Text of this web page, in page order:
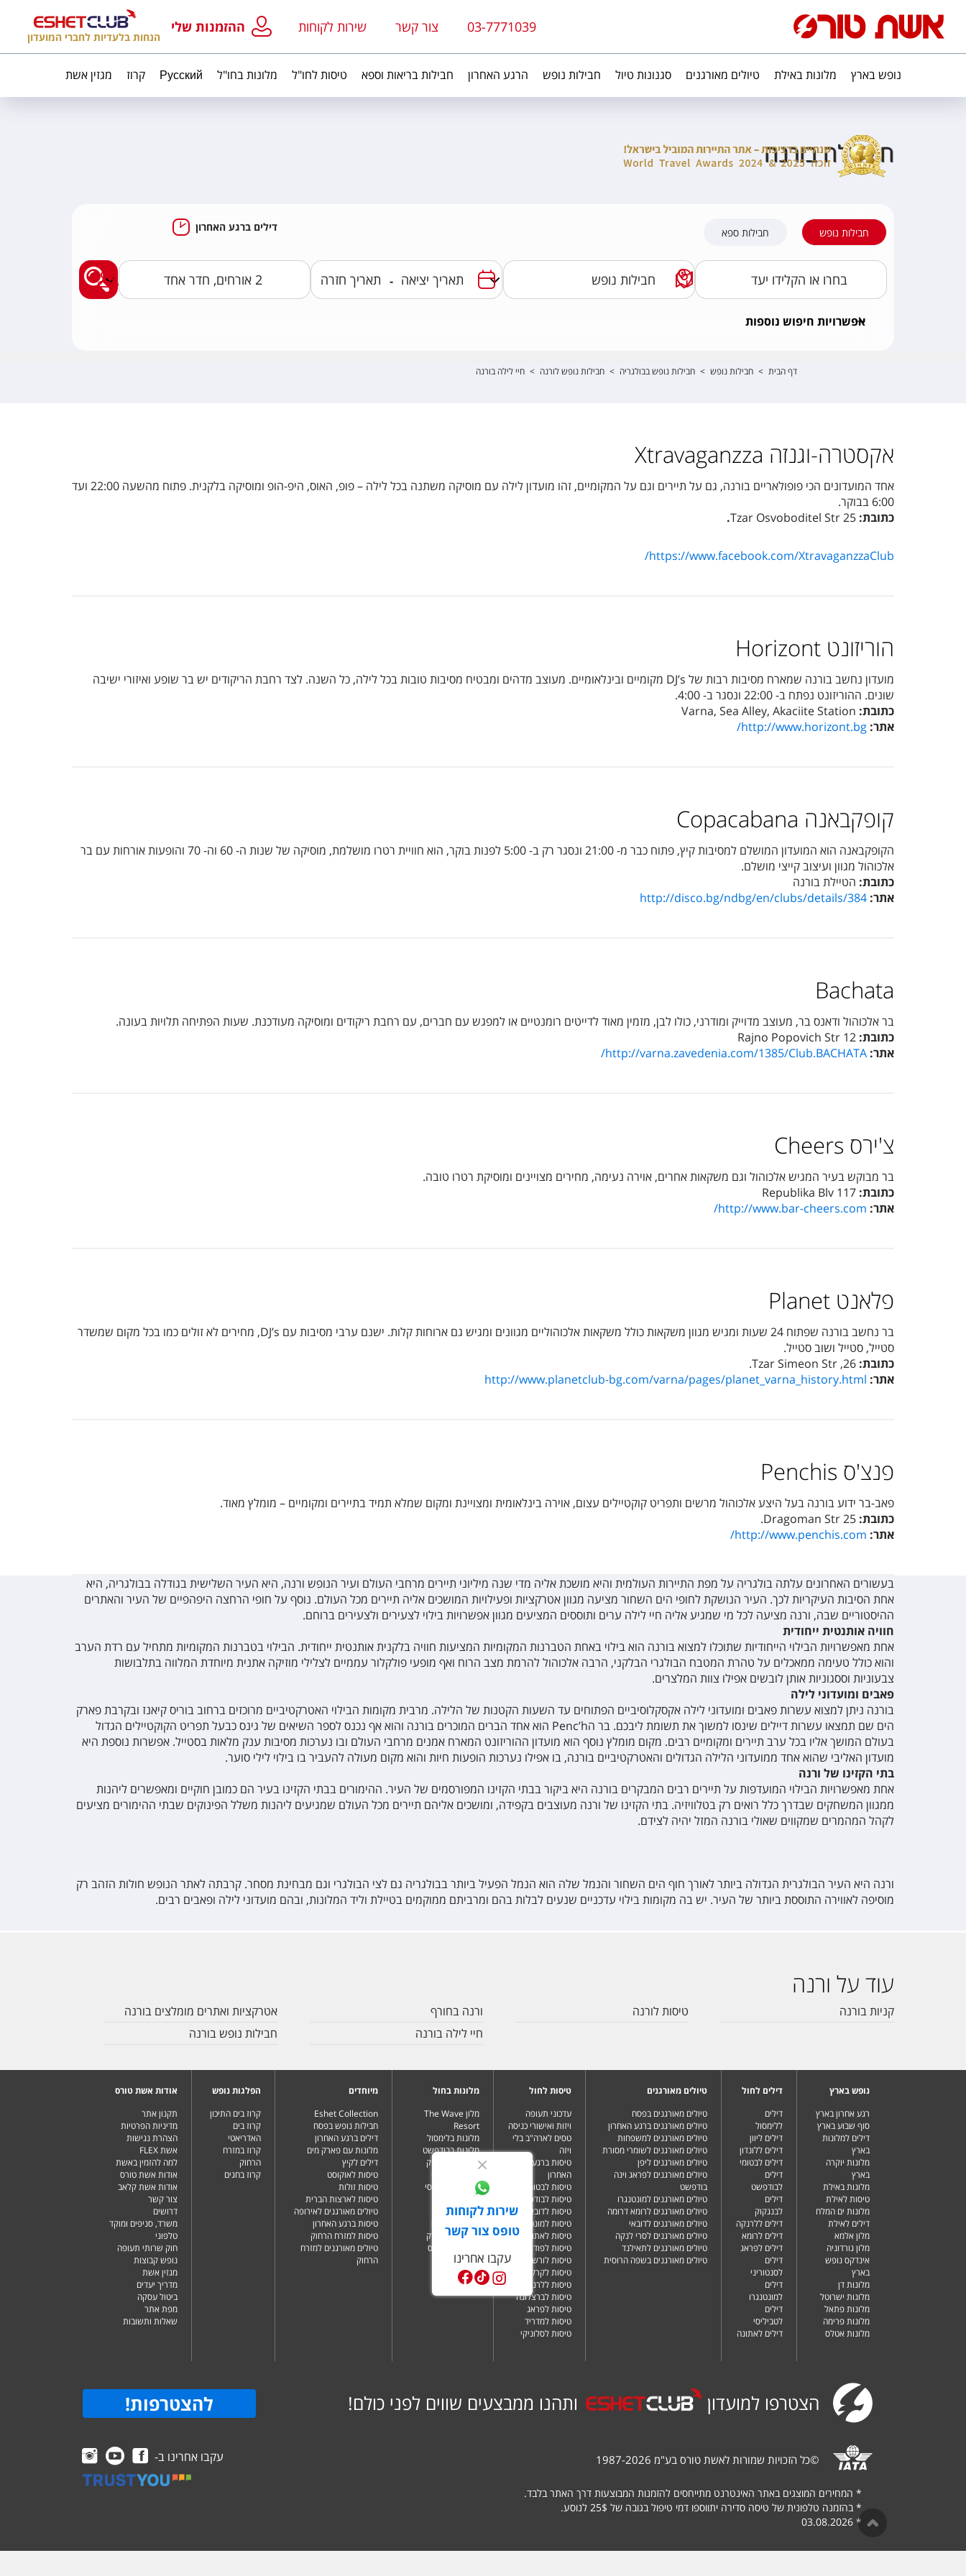
03-7771039 צור קשר שירות לקוחות ההזמנות שלי
הנחות בלעדיות לחברי המועדון
נופש בארץ מלונות באילת טיולים מאורגנים סגנונות טיול חבילות נופש הרגע האחרון חבילות בריאות וספא טיסות לחו"ל מלונות בחו"ל Русский קרוז מגזין אשת
שירות לקוחות
טופס צור קשר
עקבו אחרינו
חיי לילה בורנה
חבילות נופש חבילות ספא דילים ברגע האחרון
-
מצאו לי חבילות
אפשרויות חיפוש נוספות
דף הבית > חבילות נופש > חבילות נופש בבולגריה > חבילות נופש לורנה > חיי לילה בורנה
אקסטרה-וגנזה Xtravaganzza
אחד המועדונים הכי פופולאריים בורנה, גם על תיירים וגם על המקומיים, זהו מועדון לילה עם מוסיקה משתנה בכל לילה – פופ, האוס, היפ-הופ ומוסיקה בלקנית. פתוח מהשעה 22:00 ועד
6:00 בבוקר.
כתובת: 25 Tzar Osvoboditel Str
.
https://www.facebook.com/XtravaganzzaClub/
הוריזונט Horizont
מועדון נחשב בורנה שמארח מסיבות רבות של DJ’s מקומיים ובינלאומיים. מעוצב מדהים ומבטיח מסיבות טובות בכל לילה, כל השנה. לצד רחבת הריקודים יש בר שופע ואיזורי ישיבה
שונים. ההוריזונט נפתח ב- 22:00 ונסגר ב- 4:00.
כתובת: Varna, Sea Alley, Akaciite Station
אתר: http://www.horizont.bg
/
קופקבאנה Copacabana
הקופקבאנה הוא המועדון המושלם למסיבות קיץ, פתוח כבר מ- 21:00 ונסגר רק ב- 5:00 לפנות בוקר, הוא חוויית רטרו מושלמת, מוסיקה של שנות ה- 60 וה- 70 והופעות אורחות עם בר
אלכוהול מגוון ועיצוב קייצי מושלם.
כתובת: הטיילת בורנה
אתר: http://disco.bg/ndbg/en/clubs/details/384
Bachata
בר אלכוהול ודאנס בר, מעוצב מדוייק ומודרני, כולו לבן, מזמין מאוד לדייטים רומנטיים או למפגש עם חברים, עם רחבת ריקודים ומוסיקה מעודכנת. שעות הפתיחה תלויות בעונה.
כתובת: 12 Rajno Popovich Str
אתר: http://varna.zavedenia.com/1385/Club.BACHATA
/
צ'ירס Cheers
בר מבוקש בעיר המגיש אלכוהול וגם משקאות אחרים, אוירה נעימה, מחירים מצויינים ומוסיקת רטרו טובה.
כתובת: 117 Republika Blv
אתר: http://www.bar-cheers.com
/
פלאנט Planet
בר נחשב בורנה שפתוח 24 שעות ומגיש מגוון משקאות כולל משקאות אלכוהוליים מגוונים ומגיש גם ארוחות קלות. ישנם ערבי מסיבות עם DJ’s, מחירים לא זולים כמו בכל מקום שמשדר
סטייל, סטייל ושוב סטייל.
כתובת:
אתר: http://www.planetclub-bg.com/varna/pages/planet_varna_history.html
פנצ'ס Penchis
פאב-בר ידוע בורנה בעל היצע אלכוהול מרשים ותפריט קוקטיילים עצום, אוירה בינלאומית ומצויינת ומקום שמלא תמיד בתיירים ומקומיים – מומלץ מאוד.
כתובת: 25 Dragoman Str.
אתר: http://www.penchis.com
/
בעשורים האחרונים עלתה בולגריה על מפת התיירות העולמית והיא מושכת אליה מדי שנה מיליוני תיירים מרחבי העולם ועיר הנופש ורנה, היא העיר השלישית בגודלה בבולגריה, היא
אחת הסיבות העיקריות לכך. העיר הנושקת לחופי הים השחור מציעה מגוון אטרקציות ופעילויות המושכים אליה תיירים מכל העולם. נוסף על חופי הרחצה היפהפיים של העיר והאתרים
ההיסטוריים שבה, ורנה מציעה לכל מי שמגיע אליה חיי לילה ערים ותוססים המציעים מגוון אפשרויות בילוי לצעירים ולצעירים ברוחם.
חוויה אותנטית ייחודית
אחת מאפשרויות הבילוי הייחודיות שתוכלו למצוא בורנה הוא בילוי באחת הטברנות המקומיות המציעות חוויה בלקנית אותנטית ייחודית. הבילוי בטברנות המקומיות מתחיל עם רדת הערב
והוא כולל טעימה ממאכלים על טהרת המטבח הבולגרי הבלקני, הרבה אלכוהול להרמת מצב הרוח ואף מופעי פולקלור עממיים לצלילי מוזיקה אתנית מיוחדת המלווה בתלבושות
צבעוניות וססגוניות אותן לובשים אפילו צוות המלצרים.
פאבים ומועדוני לילה
בורנה ניתן למצוא עשרות פאבים ומועדוני לילה אקסקלוסיביים הפתוחים עד השעות הקטנות של הלילה. מרבית מקומות הבילוי האטרקטיביים מרוכזים ברחוב בוריס קיאנז ובקרבת פארק
הים שם תמצאו עשרות דיילים שינסו למשוך את תשומת ליבכם. בר הPenc’h הוא אחד הברים המוכרים בורנה והוא אף נכנס לספר השיאים של גינס כבעל תפריט הקוקטיילים הגדול
בעולם המושך אליו בכל ערב תיירים ומקומיים רבים. מקום מומלץ נוסף הוא מועדון ההוריזונט המארח אמנים מרחבי העולם ובו נערכות מסיבות ענק מלאות בסטייל. אפשרות נוספת היא
מועדון האליבי שהוא אחד ממועדוני הלילה הגדולים והאטרקטיביים בורנה, בו אפילו נערכות הופעות חיות והוא מקום מעולה להעביר בו בילוי לילי סוער.
בתי הקזינו של ורנה
אחת מאפשרויות הבילוי המועדפות על תיירים רבים המבקרים בורנה היא ביקור בבתי הקזינו המפורסמים של העיר. ההימורים בבתי הקזינו בעיר הם כמובן חוקיים ומאפשרים ליהנות
ממגוון המשחקים שבדרך כלל רואים רק בטלוויזיה. בתי הקזינו של ורנה מעוצבים בקפידה, ומושכים אליהם תיירים מכל העולם שמגיעים ליהנות משלל הפינוקים שבתי ההימורים מציעים
לקהל המהמרים שמקווים שאולי בורנה המזל יהיה לצידם.
ורנה היא העיר הבולגרית הגדולה ביותר לאורך חוף הים השחור והנמל שלה הוא הנמל הפעיל ביותר בבולגריה גם לצי הבולגרי וגם מבחינת מסחר. קרבתה לאתר הנופש חולות הזהב רק
מוסיפה לאווירה התוססת ביותר של העיר. יש בה מקומות בילוי עדכניים שנעים לבלות בהם ומרביתם ממוקמים בטיילת וליד המלונות, ובהם מועדוני לילה ופאבים רבים.
עוד על ורנה
קניות בורנה טיסות לורנה
ורנה בחורף
חיי לילה בורנה
אטרקציות ואתרים מומלצים בורנה
חבילות נופש בורנה
נופש בארץ
רגע אחרון בארץ
סוף שבוע בארץ
דילים למלונות
בארץ
מלונות יוקרה
בארץ
מלונות באילת
טיסות לאילת
מלונות ים המלח
דילים לאילת
מלון אלמא
מלון גורדוניה
אינדקס נופש
בארץ
מלונות דן
מלונות ישרוטל
מלונות פתאל
מלונות פרימה
מלונות אטלס
דילים לחול
דילים
ללימסול
דילים ליוון
דילים ללונדון
דילים לבטומי
דילים
לבודפשט
דילים
לבנגקוק
דילים ללרנקה
דילים לרומא
דילים לפראג
דילים
לסנטוריני
דילים
למונטנגרו
דילים
לטביליסי
דילים לאתונה
טיולים מאורגנים
טיולים מאורגנים בפסח
טיולים מאורגנים ברגע האחרון
טיולים מאורגנים למשפחות
טיולים מאורגנים לשומרי מסורת
טיולים מאורגנים ליפן
טיולים מאורגנים לפראג וינה
בודפשט
טיולים מאורגנים למונטנגרו
טיולים מאורגנים לרומא דרומה
טיולים מאורגנים לדובאי
טיולים מאורגנים לסרי לנקה
טיולים מאורגנים לתאילנד
טיולים מאורגנים בשפה הרוסית
טיסות לחול
עדכוני תעופה
ויזות ואישורי כניסה
טסים לארה"ב בלי
ויזה
טיסות ברגע
האחרון
טיסות לבטומי
טיסות לבודפשט
טיסות לדובאי
טיסות למונטנגרו
טיסות לאתונה
טיסות לפודגוריצה
טיסות לורשה
טיסות לקרקוב
טיסות ללרנקה
טיסות לברצלונה
טיסות לפראג
טיסות למדריד
טיסות לסלוניקי
מלונות בחול
מלון The Wave
Resort
מלונות בלימסול
מלונות בבודפשט
מלונות בבנגקוק
מלונות בטביליסי
מלונות בברלין
מלונות בדובאי
מלונות בלונדון
מלונות בניו יורק
מלונות בפאפוס
מיוחדים
Eshet Collection
חבילות נופש בפסח
דילים ברגע האחרון
מלונות עם פארק מים
דילים לקיץ
טיסות לאוקוסט
טיסות זולות
טיסות לארצות הברית
טיולים מאורגנים לאירופה
טיסות ברגע האחרון
טיסות למזרח הרחוק
טיולים מאורגנים למזרח
הרחוק
הפלגות נופש
קרוז בים התיכון
קרוז בים
האדריאטי
קרוז במזרח
הרחוק
קרוז בחגים
אודות אשת טורס
תקנון אתר
מדיניות הפרטיות
הצהרת נגישות
אשת FLEX
למה להזמין באשת
אודות אשת טורס
אודות אשת קלאב
צור קשר
דרושים
משרד, סניפים ומוקד
טלפוני
חוק שרותי תעופה
נופש קבוצות
מגזין אשת
מדריך יעדים
ביטול עסקה
מפת אתר
שאלות ותשובות
הצטרפו למועדון ותהנו ממבצעים שווים לפני כולם! להצטרפות!
©כל הזכויות שמורות לאשת טורס בע"מ 1987-2026 עקבו אחרינו ב-
* המחירים המוצגים באתר האינטרנט מתייחסים להזמנות המבוצעות דרך האתר בלבד.
* בהזמנה טלפונית של טיסה סדירה יתווספו דמי טיפול בגובה של 25$ לנוסע.
*
03.08.2026